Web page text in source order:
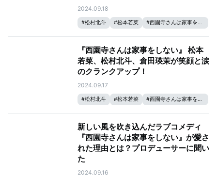
2024.09.18
#松村北斗 #松本若菜 #西園寺さんは家事をしない
『西園寺さんは家事をしない』 松本
若菜、松村北斗、倉田瑛茉が笑顔と涙
のクランクアップ！
2024.09.17
#松村北斗 #松本若菜 #西園寺さんは家事をしない
新しい風を吹き込んだラブコメディ
『西園寺さんは家事をしない』が愛さ
れた理由とは？プロデューサーに聞い
た
2024.09.16